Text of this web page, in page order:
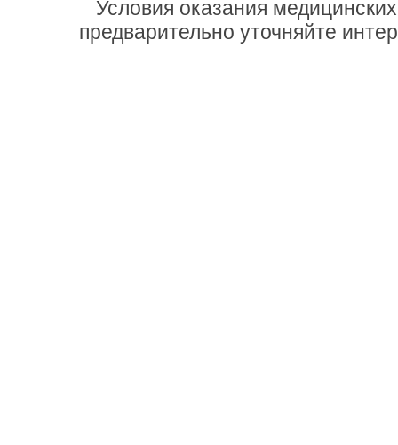
Условия оказания
предварительно уточняйте